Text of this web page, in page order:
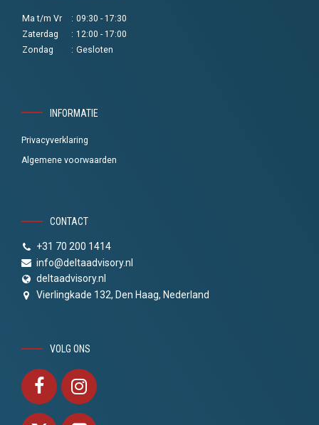
Ma t/m Vr : 09:30 - 17:30
Zaterdag
: 12:00 - 17:00
Zondag
: Gesloten
INFORMATIE
Privacyverklaring
Algemene voorwaarden
CONTACT
+31 70 200 1414
info@deltaadvisory.nl
deltaadvisory.nl
Vierlingkade 132, Den Haag, Nederland
VOLG ONS